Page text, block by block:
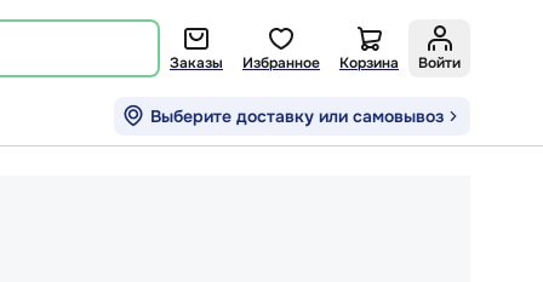
Заказы Избранное Корзина Войти
Выберите доставку или самовывоз